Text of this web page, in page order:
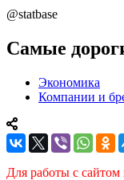
@statbase
Самые
Экономика
Компании и
Для работы с